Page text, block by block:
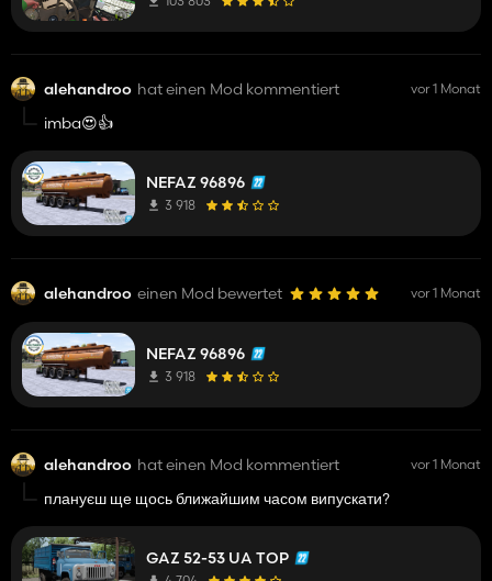
alehandroo hat einen Mod kommentiert vor 1 Monat
imba😍👍️
NEFAZ 96896
3 918
alehandroo einen Mod bewertet vor 1 Monat
NEFAZ 96896
3 918
alehandroo hat einen Mod kommentiert vor 1 Monat
плануєш ще щось ближайшим часом випускати?
GAZ 52-53 UA TOP